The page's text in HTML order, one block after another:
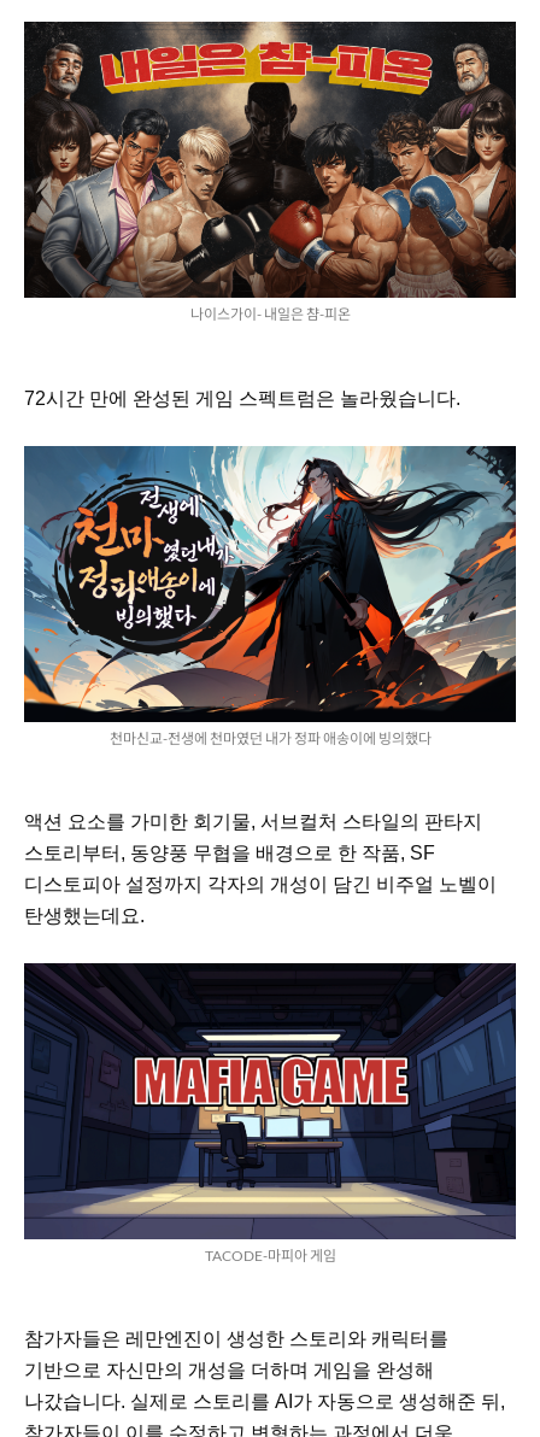
나이스가이- 내일은 챰-피온
72시간 만에 완성된 게임 스펙트럼은 놀라웠습니다.
천마신교-전생에 천마였던 내가 정파 애송이에 빙의했다
액션 요소를 가미한 회기물, 서브컬처 스타일의 판타지
스토리부터, 동양풍 무협을 배경으로 한 작품, SF
디스토피아 설정까지 각자의 개성이 담긴 비주얼 노벨이
탄생했는데요.
TACODE-마피아 게임
참가자들은 레만엔진이 생성한 스토리와 캐릭터를
기반으로 자신만의 개성을 더하며 게임을 완성해
나갔습니다. 실제로 스토리를 AI가 자동으로 생성해준 뒤,
참가자들이 이를 수정하고 변형하는 과정에서 더욱